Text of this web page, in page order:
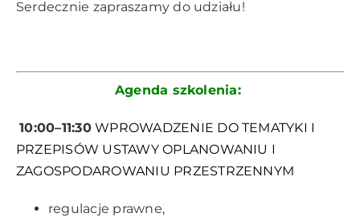
Serdecznie zapraszamy do udziału!
Agenda szkolenia:
10:00–11:30 WPROWADZENIE DO TEMATYKI I
PRZEPISÓW USTAWY OPLANOWANIU I
ZAGOSPODAROWANIU PRZESTRZENNYM
regulacje prawne,